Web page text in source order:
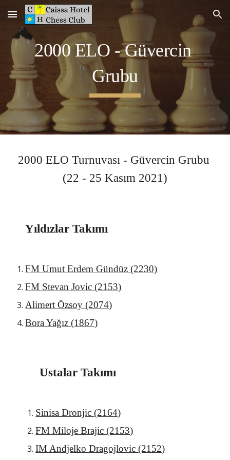
Skip to main content Skip to navigation
2000 ELO -
Güvercin
Grubu
2000 ELO Turnuvası - Güvercin Grubu
(22 - 25 Kasım 2021)
Yıldızlar Takımı
FM Umut Erdem Gündüz (2230)
FM Stevan Jovic (2153)
Alimert Özsoy (2074)
Bora Yağız (1867)
Ustalar Takımı
Sinisa Dronjic (2164)
FM Miloje Brajic (2153)
IM Andjelko Dragojlovic (2152)